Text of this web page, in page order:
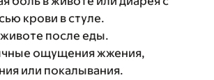
крови в стуле.
после еды.
ощущения жжения,
или покалывания.